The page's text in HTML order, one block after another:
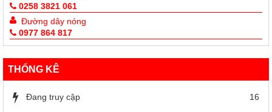
0258 3821 061
Đường dây nóng
0977 864 817
THỐNG KÊ
Đang truy cập 16